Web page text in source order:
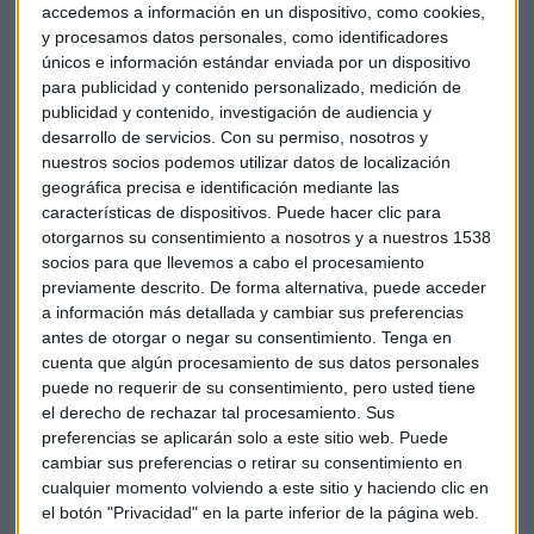
accedemos a información en un dispositivo, como cookies,
y procesamos datos personales, como identificadores
únicos e información estándar enviada por un dispositivo
para publicidad y contenido personalizado, medición de
publicidad y contenido, investigación de audiencia y
desarrollo de servicios. Con su permiso, nosotros y
nuestros socios podemos utilizar datos de localización
geográfica precisa e identificación mediante las
características de dispositivos. Puede hacer clic para
otorgarnos su consentimiento a nosotros y a nuestros 1538
socios para que llevemos a cabo el procesamiento
previamente descrito. De forma alternativa, puede acceder
a información más detallada y cambiar sus preferencias
antes de otorgar o negar su consentimiento. Tenga en
cuenta que algún procesamiento de sus datos personales
puede no requerir de su consentimiento, pero usted tiene
el derecho de rechazar tal procesamiento. Sus
preferencias se aplicarán solo a este sitio web. Puede
cambiar sus preferencias o retirar su consentimiento en
cualquier momento volviendo a este sitio y haciendo clic en
el botón "Privacidad" en la parte inferior de la página web.
M&C Saatchi ha generado contenido que integra escenas
cotidianas navideñas en algunos dispositivos referentes,
como HONOR 70 o HONOR Watch GS 3, mostrando todo el
potencial de funcionalidades técnicas como la cámara o el
diseño. La clave: los dispositivos aparecen siempre en
segundo plano, resaltando así que los protagonistas son
quiénes los utilizan: las personas.
Es inevitable pensar en Navidad y no imaginar mesas y
salones de revista, cenas y tradiciones armoniosas, con sus
protagonistas perfectamente vestidos y orquestados. Pero
la Navidad real no es así, ni tampoco infinidad de
costumbres y situaciones que se producen durante el resto
del año”, explica Andrés Martínez, CEO y Director Creativo
Ejecutivo de M&C Saatchi, y añade: “ en realidad que algo
sea “de película” no es que sea perfecto, sino que sus actores
protagonistas sean las propias personas”.